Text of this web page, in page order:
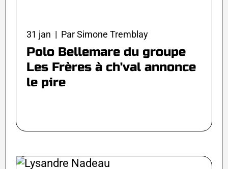
31 jan | Par Simone Tremblay
Polo Bellemare du groupe
Les Frères à ch'val annonce
le pire